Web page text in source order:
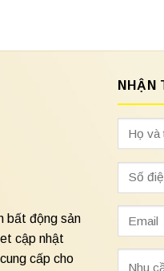
bất động sản
cập nhật
cấp cho
NHẬN